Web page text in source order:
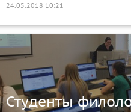
24.05.2018 10:21
Студенты